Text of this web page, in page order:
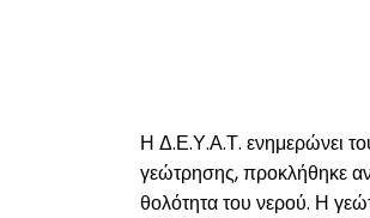
Η Δ.Ε.Υ.Α.Τ. ενημερώνει
γεώτρησης, προκλήθηκε
θολότητα του νερού. Η